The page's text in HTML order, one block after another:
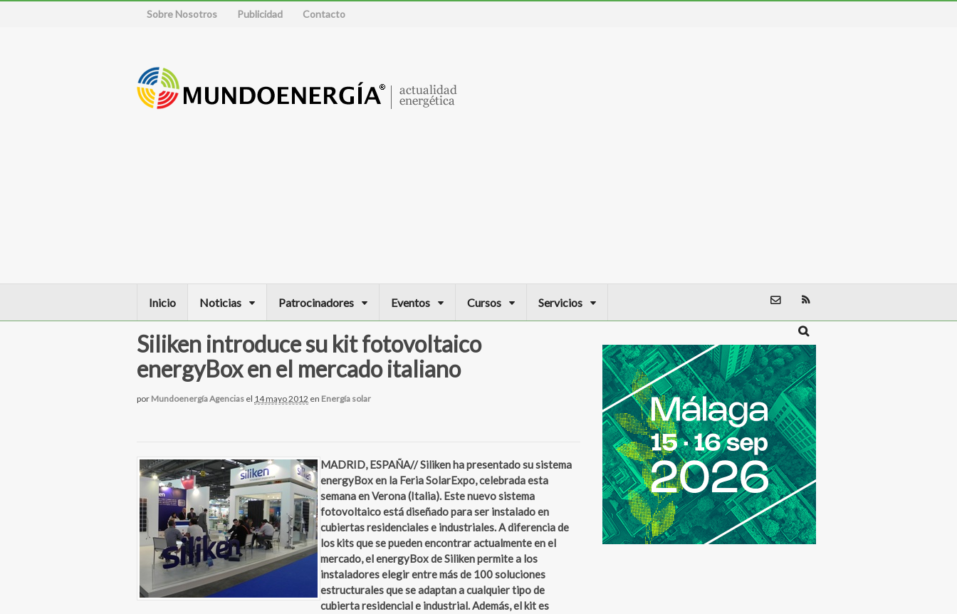
Sobre Nosotros Publicidad Contacto
Inicio Noticias Patrocinadores Eventos Cursos Servicios
Siliken introduce su kit fotovoltaico
energyBox en el mercado italiano
por Mundoenergía Agencias el 14 mayo 2012 en Energía solar
MADRID, ESPAÑA// Siliken ha presentado su sistema
energyBox en la Feria SolarExpo, celebrada esta
semana en Verona (Italia). Este nuevo sistema
fotovoltaico está diseñado para ser instalado en
cubiertas residenciales e industriales. A diferencia de
los kits que se pueden encontrar actualmente en el
mercado, el energyBox de Siliken permite a los
instaladores elegir entre más de 100 soluciones
estructurales que se adaptan a cualquier tipo de
cubierta residencial e industrial. Además, el kit es